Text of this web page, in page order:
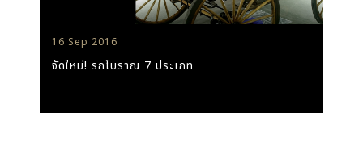
16 Sep 2016
จัดใหม่! รถโบราณ 7 ประเภท